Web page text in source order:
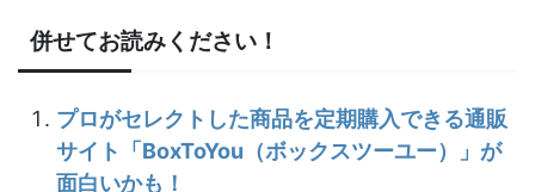
併せてお読みください！
プロがセレクトした商品を定期購入できる通販
サイト「BoxToYou（ボックスツーユー）」が
面白いかも！